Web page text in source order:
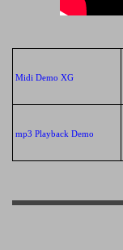
Midi Demo XG
mp3 Playback Demo